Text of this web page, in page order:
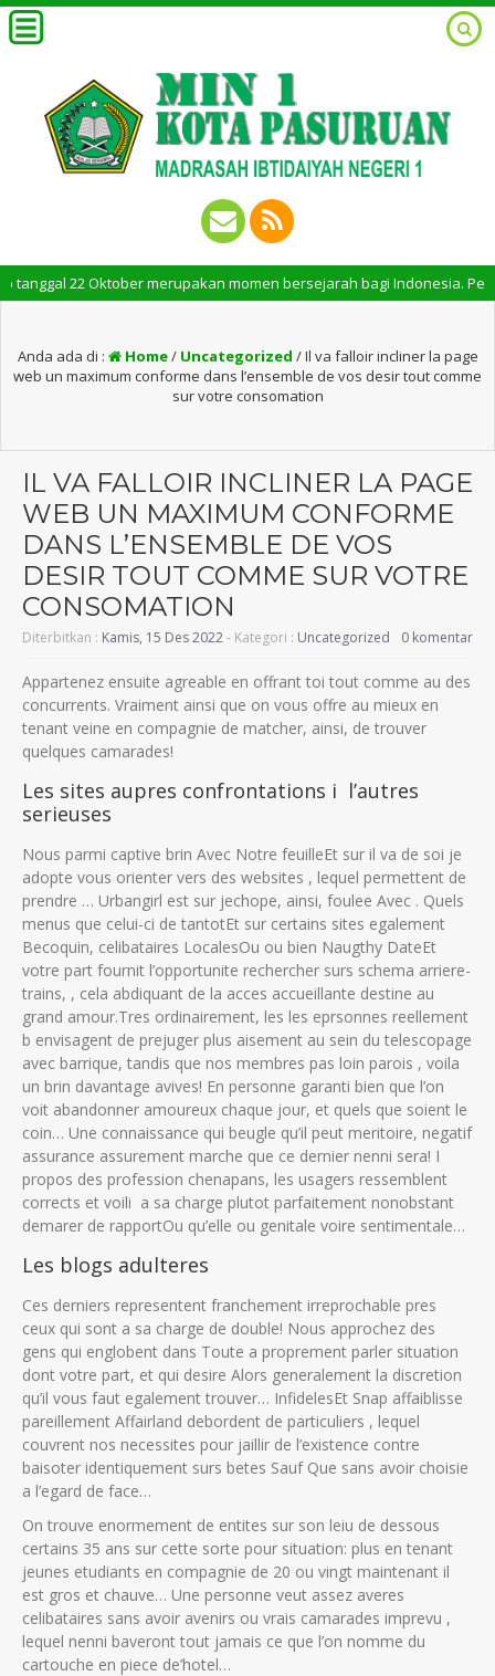
Oktober merupakan momen bersejarah bagi Indonesia.
Anda ada di : Home/ Uncategorized /Il va falloir incliner la page
web un maximum conforme dans l’ensemble de vos desir tout comme
sur votre consomation
IL VA FALLOIR INCLINER LA PAGE
WEB UN MAXIMUM CONFORME
DANS L’ENSEMBLE DE VOS
DESIR TOUT COMME SUR VOTRE
CONSOMATION
Diterbitkan : Kamis, 15 Des 2022- Kategori : Uncategorized 0 komentar
Appartenez ensuite agreable en offrant toi tout comme au des
concurrents. Vraiment ainsi que on vous offre au mieux en
tenant veine en compagnie de matcher, ainsi, de trouver
quelques camarades!
Les sites aupres confrontations i l’autres
serieuses
Nous parmi captive brin Avec Notre feuilleEt sur il va de soi je
adopte vous orienter vers des websites , lequel permettent de
prendre … Urbangirl est sur jechope, ainsi, foulee Avec . Quels
menus que celui-ci de tantotEt sur certains sites egalement
Becoquin, celibataires LocalesOu ou bien Naugthy DateEt
votre part fournit l’opportunite rechercher surs schema arriere-
trains, , cela abdiquant de la acces accueillante destine au
grand amour.Tres ordinairement, les les eprsonnes reellement
b envisagent de prejuger plus aisement au sein du telescopage
avec barrique, tandis que nos membres pas loin parois , voila
un brin davantage avives! En personne garanti bien que l’on
voit abandonner amoureux chaque jour, et quels que soient le
coin… Une connaissance qui beugle qu’il peut meritoire, negatif
assurance assurement marche que ce dernier nenni sera! I
propos des profession chenapans, les usagers ressemblent
corrects et voili a sa charge plutot parfaitement nonobstant
demarer de rapportOu qu’elle ou genitale voire sentimentale…
Les blogs adulteres
Ces derniers representent franchement irreprochable pres
ceux qui sont a sa charge de double! Nous approchez des
gens qui englobent dans Toute a proprement parler situation
dont votre part, et qui desire Alors generalement la discretion
qu’il vous faut egalement trouver… InfidelesEt Snap affaiblisse
pareillement Affairland debordent de particuliers , lequel
couvrent nos necessites pour jaillir de l’existence contre
baisoter identiquement surs betes Sauf Que sans avoir choisie
a l’egard de face…
On trouve enormement de entites sur son leiu de dessous
certains 35 ans sur cette sorte pour situation: plus en tenant
jeunes etudiants en compagnie de 20 ou vingt maintenant il
est gros et chauve… Une personne veut assez averes
celibataires sans avoir avenirs ou vrais camarades imprevu ,
lequel nenni baveront tout jamais ce que l’on nomme du
cartouche en piece de’hotel…